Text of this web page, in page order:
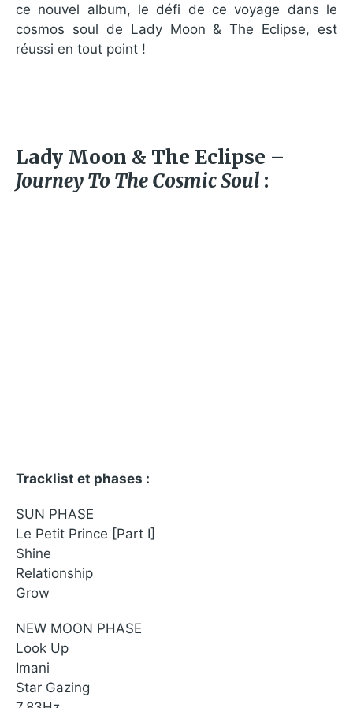
ce nouvel album, le défi de ce voyage dans le
cosmos soul de Lady Moon & The Eclipse, est
réussi en tout point !
Lady Moon & The Eclipse –
Journey To The Cosmic Soul :
Tracklist et phases :
SUN PHASE
Le Petit Prince [Part I]
Shine
Relationship
Grow
NEW MOON PHASE
Look Up
Imani
Star Gazing